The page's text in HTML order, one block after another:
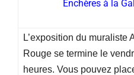
Enchères à la
L’exposition du muraliste
Rouge se termine le
heures. Vous pouvez